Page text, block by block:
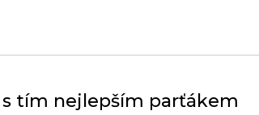
tím nejlepším parťákem